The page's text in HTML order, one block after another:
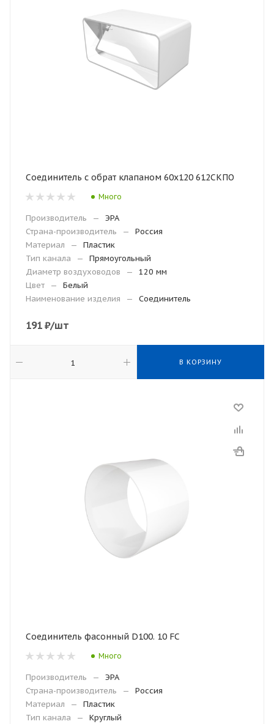
Соединитель с обрат клапаном 60х120 612СКПО
Много
Производитель —
ЭРА
Страна-производитель
—
Россия
Материал
—
Пластик
Тип канала
—
Прямоугольный
Диаметр воздуховодов
—
120 мм
Цвет
—
Белый
Наименование изделия
— Соединитель
191 ₽/шт
В КОРЗИНУ
Соединитель фасонный D100. 10 FC
Много
Производитель —
ЭРА
Страна-производитель
—
Россия
Материал
—
Пластик
Тип канала
— Круглый